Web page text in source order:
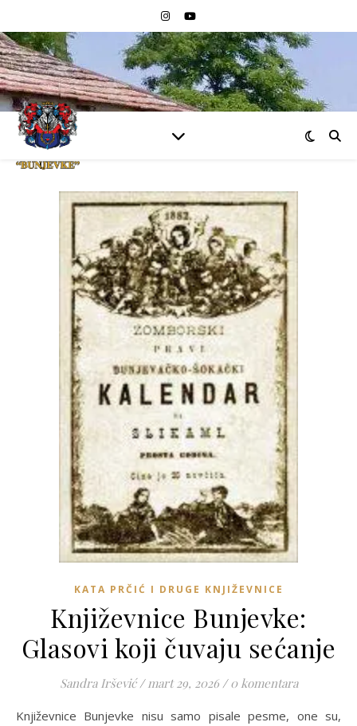
KATA PRČIĆ I DRUGE KNJIŽEVNICE
Književnice Bunjevke:
Glasovi koji čuvaju sećanje
Sandra Iršević / mart 29, 2026 / 0 komentara
Književnice Bunjevke nisu samo pisale pesme, one su,